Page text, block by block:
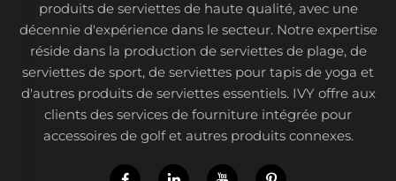
produits de serviettes de haute qualité, avec une
décennie d'expérience dans le secteur. Notre expertise
réside dans la production de serviettes de plage, de
serviettes de sport, de serviettes pour tapis de yoga et
d'autres produits de serviettes essentiels. IVY offre aux
clients des services de fourniture intégrée pour
accessoires de golf et autres produits connexes.